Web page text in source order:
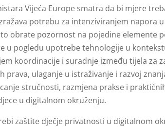
Vijeća Europe smatra da bi mjere
potrebu za intenziviranjem napora
obrate pozornost na pojedine elemente
u pogledu upotrebe tehnologije u
koordinacije i suradnje između tijela za
prava, ulaganje u istraživanje i razvoj
stručnosti, razmjena prakse i
u digitalnom okruženju.
zaštite dječje privatnosti u digitalnom